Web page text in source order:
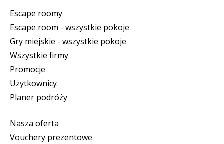
Escape roomy
Escape room - wszystkie pokoje
Gry miejskie - wszystkie pokoje
Wszystkie firmy
Promocje
Użytkownicy
Planer podróży
Nasza oferta
Vouchery prezentowe